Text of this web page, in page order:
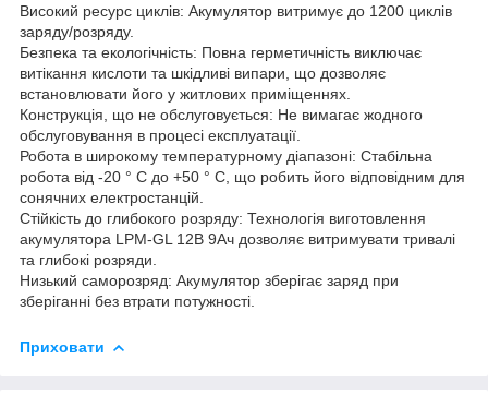
Високий ресурс циклів: Акумулятор витримує до 1200 циклів
заряду/розряду.
Безпека та екологічність: Повна герметичність виключає
витікання кислоти та шкідливі випари, що дозволяє
встановлювати його у житлових приміщеннях.
Конструкція, що не обслуговується: Не вимагає жодного
обслуговування в процесі експлуатації.
Робота в широкому температурному діапазоні: Стабільна
робота від -20 ° С до +50 ° С, що робить його відповідним для
сонячних електростанцій.
Стійкість до глибокого розряду: Технологія виготовлення
акумулятора LPM-GL 12В 9Ач дозволяє витримувати тривалі
та глибокі розряди.
Низький саморозряд: Акумулятор зберігає заряд при
зберіганні без втрати потужності.
Приховати